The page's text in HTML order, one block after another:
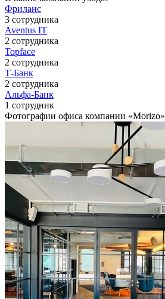
Фриланс
3 сотрудника
Aventus IT
2 сотрудника
Topface
2 сотрудника
Т-Банк
2 сотрудника
Альфа-Банк
1 сотрудник
Фотографии офиса компании «Morizo»